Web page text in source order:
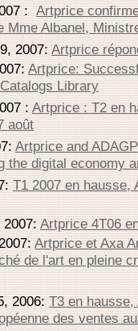
: Artprice
Mme Albanel,
2007: Artprice
Artprice:
Library
: Artprice : T2 en
août
Artprice and
the digital economy
T1 2007 en hausse,
Artprice 4T06
Artprice et Axa
de l'art en pleine
2006: T3 en
des ventes